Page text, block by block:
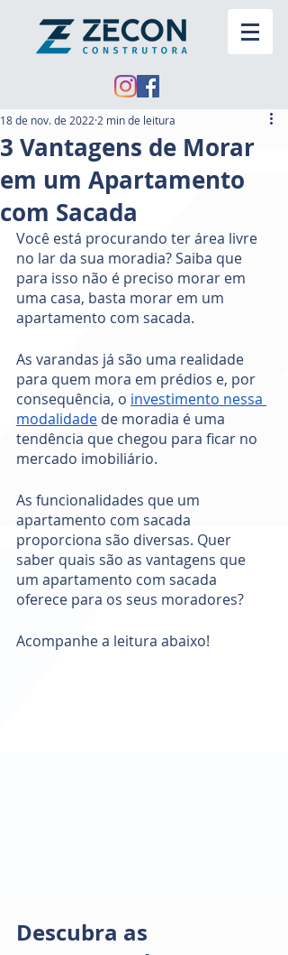
3 Vantagens de Morar
em um Apartamento
com Sacada
18 de nov. de 2022 2 min de leitura
Você está procurando ter área livre
no lar da sua moradia? Saiba que
para isso não é preciso morar em
uma casa, basta morar em um
apartamento com sacada.
As varandas já são uma realidade
para quem mora em prédios e, por
consequência, o investimento nessa
modalidade de moradia é uma
tendência que chegou para ficar no
mercado imobiliário.
As funcionalidades que um
apartamento com sacada
proporciona são diversas. Quer
saber quais são as vantagens que
um apartamento com sacada
oferece para os seus moradores?
Acompanhe a leitura abaixo!
Descubra as